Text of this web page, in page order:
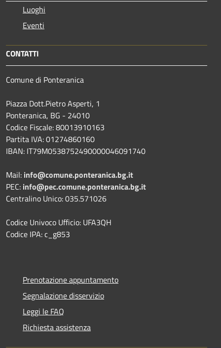
Luoghi
Eventi
CONTATTI
Comune di Ponteranica
Piazza Dott.Pietro Asperti, 1
Ponteranica, BG - 24010
Codice Fiscale: 80013910163
Partita IVA: 01274860160
IBAN: IT79M0538752490000046091740
Mail: info@comune.ponteranica.bg.it
PEC: info@pec.comune.ponteranica.bg.it
Centralino Unico: 035.571026
Codice Univoco Ufficio: UFA3QH
Codice IPA: c_g853
Prenotazione appuntamento
Segnalazione disservizio
Leggi le FAQ
Richiesta assistenza